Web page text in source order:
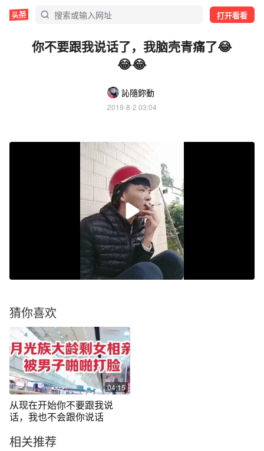
打开看看
你不要跟我说话了，我脑壳青痛了😂
😂😂
訫隨鉨動
2019-8-2 03:04
猜你喜欢
04:15
从现在开始你不要跟我说
话，我也不会跟你说话
相关推荐